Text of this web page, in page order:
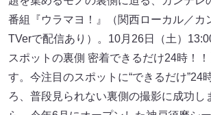
番組『ウラマヨ！』（関西ローカル／カ
TVerで配信あり）。10月26日（土）
スポットの裏側 密着できるだけ24時！
す。今注目のスポットに“できるだけ”24
ろ、普段見られない裏側の撮影に成功し